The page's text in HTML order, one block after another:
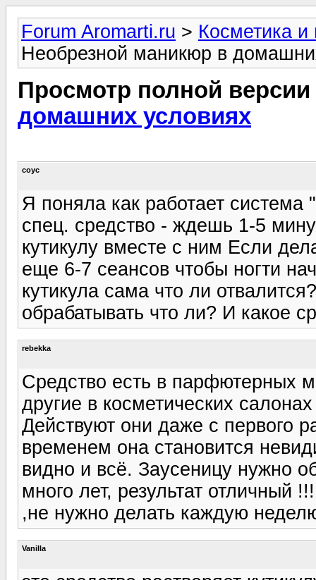
Forum Aromarti.ru > Косметика
Необрезной маникюр в
Просмотр полной
домашних условиях
соус
Я поняла как работает
спец. средство - ждешь 1-5
кутикулу вместе с ним Если
еще 6-7 сеансов чтобы ногти
кутикула сама что ли
обрабатывать что ли? И какое
rebekka
Средство есть в парфютерных
другие в косметических
Действуют они даже с первого
временем она становится
видно и всё. Заусеницу нужно
много лет, результат отличный
,не нужно делать каждую
Vanilla